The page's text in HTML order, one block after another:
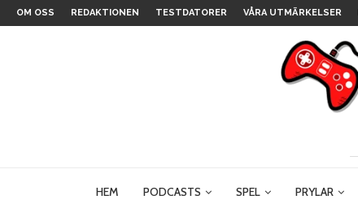
OM OSS REDAKTIONEN TESTDATORER VÅRA UTMÄRKELSER
HEM PODCASTS SPEL PRYLAR